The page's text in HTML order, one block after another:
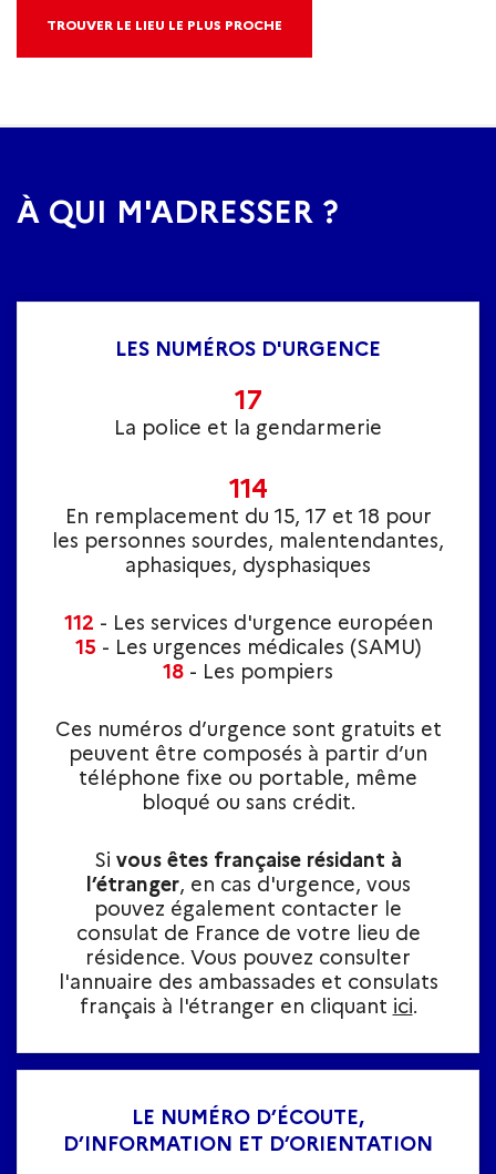
TROUVER LE LIEU LE PLUS PROCHE
À QUI M'ADRESSER ?
LES NUMÉROS D'URGENCE
17
La police et la gendarmerie
114
En remplacement du 15, 17 et 18 pour
les personnes sourdes, malentendantes,
aphasiques, dysphasiques
112 - Les services d'urgence européen
15 - Les urgences médicales (SAMU)
18 - Les pompiers
Ces numéros d’urgence sont gratuits et
peuvent être composés à partir d’un
téléphone fixe ou portable, même
bloqué ou sans crédit.
Si vous êtes française résidant à
l’étranger, en cas d'urgence, vous
pouvez également contacter le
consulat de France de votre lieu de
résidence. Vous pouvez consulter
l'annuaire des ambassades et consulats
français à l'étranger en cliquant ici.
LE NUMÉRO D’ÉCOUTE,
D’INFORMATION ET D’ORIENTATION